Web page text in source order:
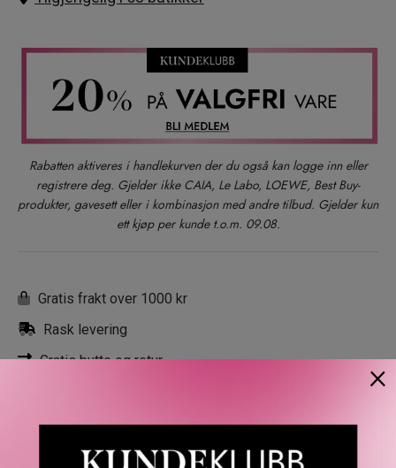
03
05
06
08
Rabatten aktiveres i handlekurven der du også kan logge inn eller
registrere deg. Gjelder ikke CAIA, Le Labo, LOEWE, Best Buy-
produkter, gavesett eller i kombinasjon med andre tilbud. Gjelder kun
ett kjøp per kunde t.o.m. 09.08.
Gratis frakt over 1000 kr
Rask levering
Gratis bytte og retur
BESKRIVELSE OMTALER SPØRSMÅL & SVAR
×